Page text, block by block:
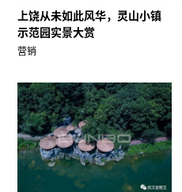
上饶从未如此风华，灵山小镇
示范园实景大赏
营销